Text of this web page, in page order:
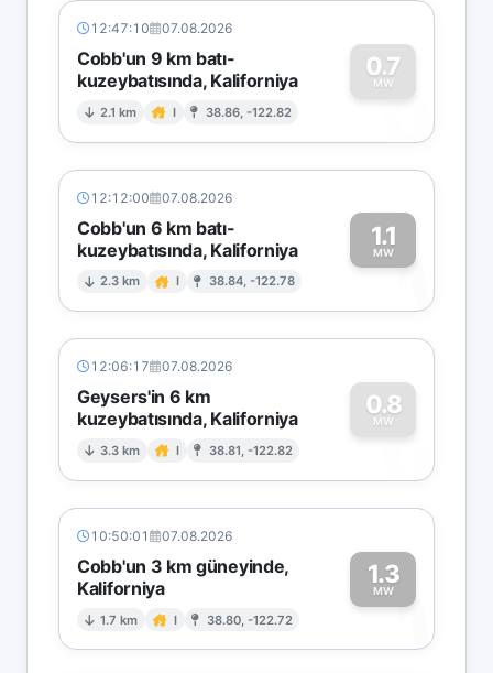
12:47:10 07.08.2026
Cobb'un 9 km batı-
kuzeybatısında, Kaliforniya
2.1 km I 38.86, -122.82
0.7
MW
0
12:12:00 07.08.2026
Cobb'un 6 km batı-
kuzeybatısında, Kaliforniya
2.3 km I 38.84, -122.78
1.1
MW1
12:06:17 07.08.2026
Geysers'in 6 km
kuzeybatısında, Kaliforniya
3.3 km I 38.81, -122.82
0.8
MW
0
10:50:01 07.08.2026
Cobb'un 3 km güneyinde,
Kaliforniya
1.7 km I 38.80, -122.72
1.3
MW1